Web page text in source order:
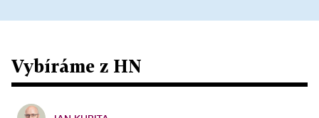
Vybíráme z HN